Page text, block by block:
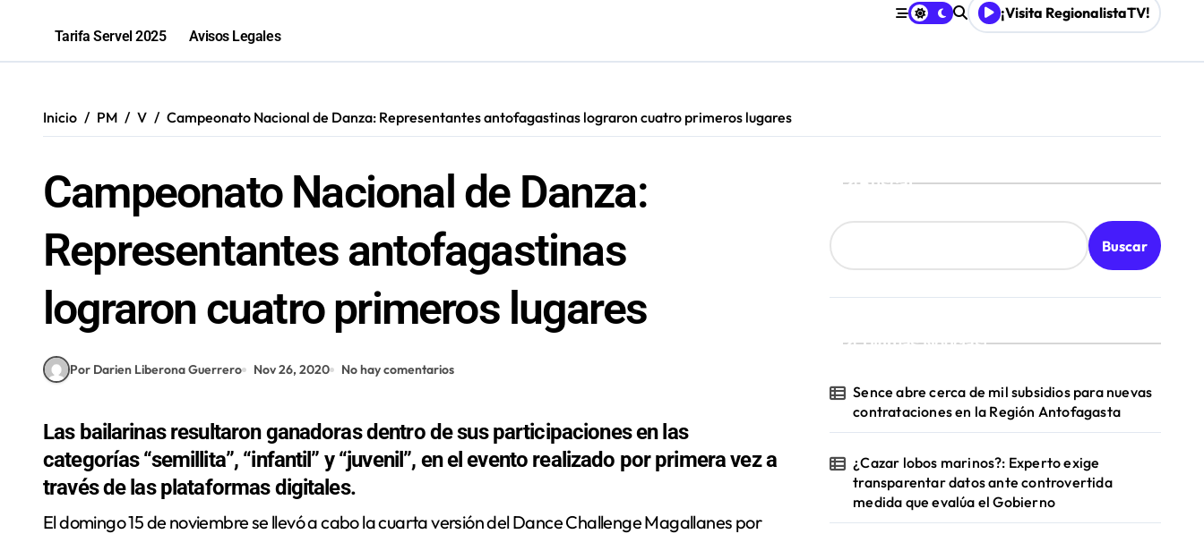
Tarifa Servel 2025 Avisos Legales
¡Visita RegionalistaTV!
Inicio PM V Campeonato Nacional de Danza: Representantes antofagastinas lograron cuatro primeros lugares
Campeonato Nacional de Danza:
Representantes antofagastinas
lograron cuatro primeros lugares
Por Darien Liberona Guerrero Nov 26, 2020 No hay comentarios
Las bailarinas resultaron ganadoras dentro de sus participaciones en las
categorías “semillita”, “infantil” y “juvenil”, en el evento realizado por primera vez a
través de las plataformas digitales.
El domingo 15 de noviembre se llevó a cabo la cuarta versión del Dance Challenge Magallanes por
Buscar
Buscar
¡Ultimas Noticias!
Sence abre cerca de mil subsidios para nuevas
contrataciones en la Región Antofagasta
¿Cazar lobos marinos?: Experto exige
transparentar datos ante controvertida
medida que evalúa el Gobierno